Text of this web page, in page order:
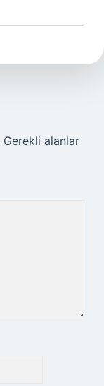
Gerekli alanlar